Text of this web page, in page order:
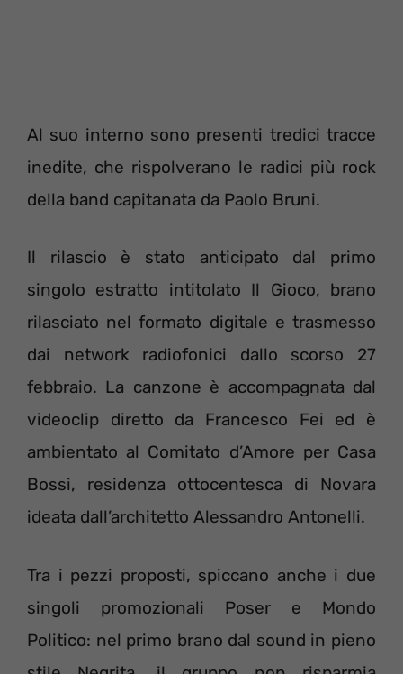
Al suo interno sono presenti tredici tracce
inedite, che rispolverano le radici più rock
della band capitanata da Paolo Bruni.
Il rilascio è stato anticipato dal primo
singolo estratto intitolato Il Gioco, brano
rilasciato nel formato digitale e trasmesso
dai network radiofonici dallo scorso 27
febbraio. La canzone è accompagnata dal
videoclip diretto da Francesco Fei ed è
ambientato al Comitato d’Amore per Casa
Bossi, residenza ottocentesca di Novara
ideata dall’architetto Alessandro Antonelli.
Tra i pezzi proposti, spiccano anche i due
singoli promozionali Poser e Mondo
Politico: nel primo brano dal sound in pieno